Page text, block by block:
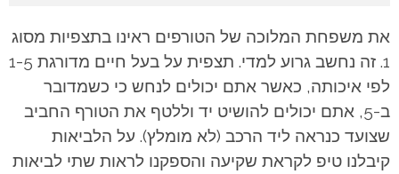
את משפחת המלוכה של הטורפים ראינו בתצפיות מסוג
1. זה נחשב גרוע למדי. תצפית על בעל חיים מדורגת 1-5
לפי איכותה, כאשר אתם יכולים לנחש כי כשמדובר
ב-5, אתם יכולים להושיט יד וללטף את הטורף החביב
שצועד כנראה ליד הרכב (לא מומלץ). על הלביאות
קיבלנו טיפ לקראת שקיעה והספקנו לראות שתי לביאות